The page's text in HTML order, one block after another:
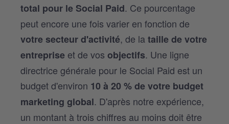
total pour le Social Paid. Ce pourcentage
peut encore une fois varier en fonction de
votre secteur d'activité, de la taille de votre
entreprise et de vos objectifs. Une ligne
directrice générale pour le Social Paid est un
budget d'environ 10 à 20 % de votre budget
marketing global. D'après notre expérience,
un montant à trois chiffres au moins doit être